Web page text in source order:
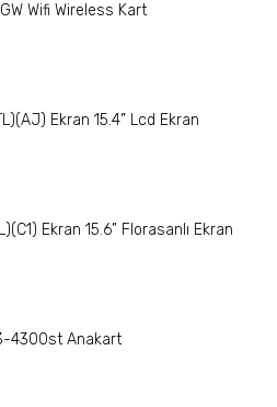
Wifi Wireless Kart
Ekran 15.4” Lcd Ekran
Ekran 15.6” Florasanlı Ekran
4300st Anakart